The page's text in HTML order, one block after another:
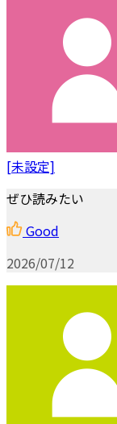
[未設定]
ぜひ読みたい
Good
2026/07/12